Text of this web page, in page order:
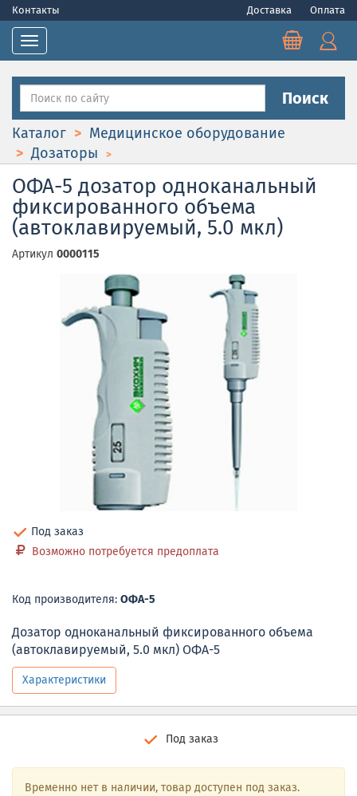
Контакты Доставка Оплата
Toggle navigation
Поиск
Каталог
Медицинское оборудование
Дозаторы
ОФА-5 дозатор одноканальный
фиксированного объема
(автоклавируемый, 5.0 мкл)
Артикул 0000115
Под заказ
Возможно потребуется предоплата
Код производителя: ОФА-5
Дозатор одноканальный фиксированного объема
(автоклавируемый, 5.0 мкл) ОФА-5
Характеристики
Под заказ
Временно нет в наличии, товар доступен под заказ.